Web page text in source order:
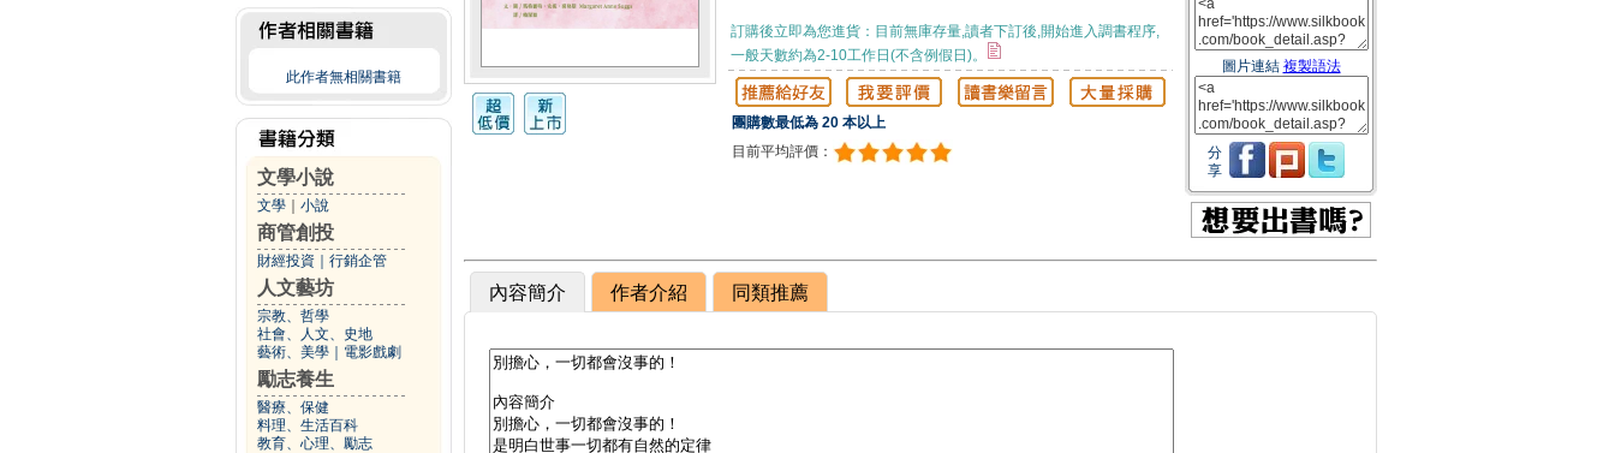
此作者無相關書籍
文學小說
文學 小說
商管創投
財經投資 行銷企管
人文藝坊
宗教、哲學
社會、人文、史地
藝術、美學
電影戲劇
勵志養生
醫療、保健
料理、生活百科
教育、心理、勵志
訂購後立即為您進貨：目前無庫存量,讀者下訂後,開始進入調書程序,
一般天數約為2-10工作日(不含例假日)。
團購數最低為 20 本以上
目前平均評價：
圖片連結 複製語法
分
享
內容簡介 作者介紹 同類推薦